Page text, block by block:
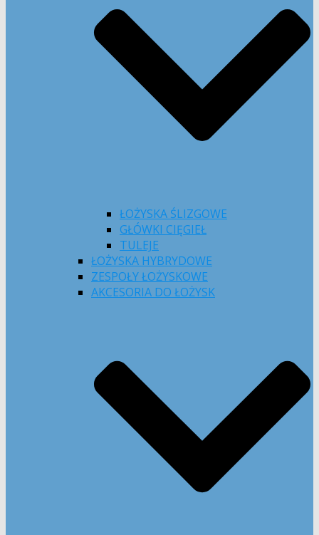
ŁOŻYSKA ŚLIZGOWE
GŁÓWKI CIĘGIEŁ
TULEJE
ŁOŻYSKA HYBRYDOWE
ZESPOŁY ŁOŻYSKOWE
AKCESORIA DO ŁOŻYSK